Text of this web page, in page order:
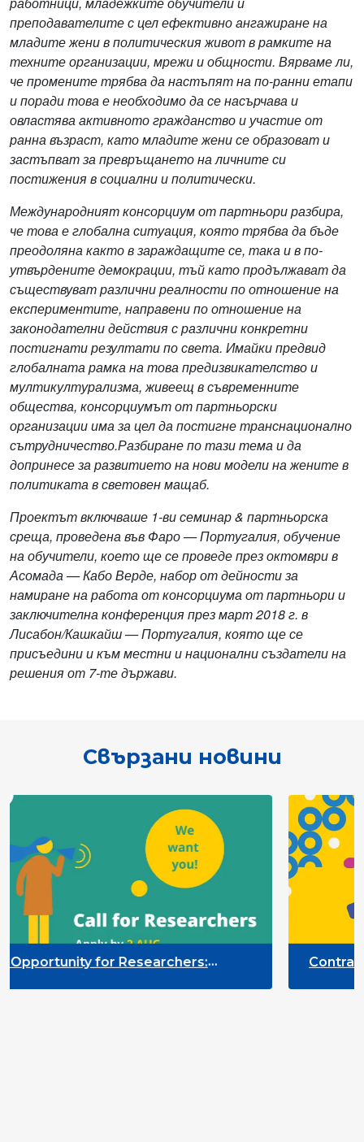
преподавателите с цел ефективно ангажиране на
младите жени в политическия живот в рамките на
техните организации, мрежи и общности. Вярваме ли,
че промените трябва да настъпят на по-ранни етапи
и поради това е необходимо да се насърчава и
овластява активното гражданство и участие от
ранна възраст, като младите жени се образоват и
застъпват за превръщането на личните си
постижения в социални и политически.
Международният консорциум от партньори разбира,
че това е глобална ситуация, която трябва да бъде
преодоляна както в зараждащите се, така и в по-
утвърдените демокрации, тъй като продължават да
съществуват различни реалности по отношение на
експериментите, направени по отношение на
законодателни действия с различни конкретни
постигнати резултати по света. Имайки предвид
глобалната рамка на това предизвикателство и
мултикултурализма, живеещ в съвременните
общества, консорциумът от партньорски
организации има за цел да постигне транснационално
сътрудничество.Разбиране по тази тема и да
допринесе за развитието на нови модели на жените в
политиката в световен мащаб.
Проектът включваше 1-ви семинар & партньорска
среща, проведена във Фаро — Португалия, обучение
на обучители, което ще се проведе през октомври в
Асомада — Кабо Верде, набор от дейности за
намиране на работа от консорциума от партньори и
заключителна конференция през март 2018 г. в
Лисабон/Кашкайш — Португалия, която ще се
присъедини и към местни и национални създатели на
решения от 7-те държави.
Свързани новини
Contract Opportunity for